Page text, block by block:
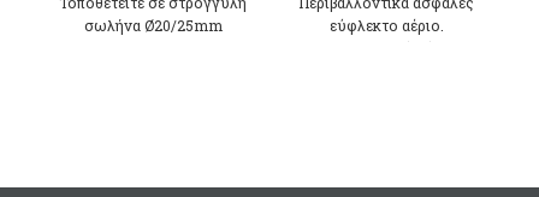
σωλήνα Ø20/25mm
εύφλεκτο αέριο.
122dΒ (1m)